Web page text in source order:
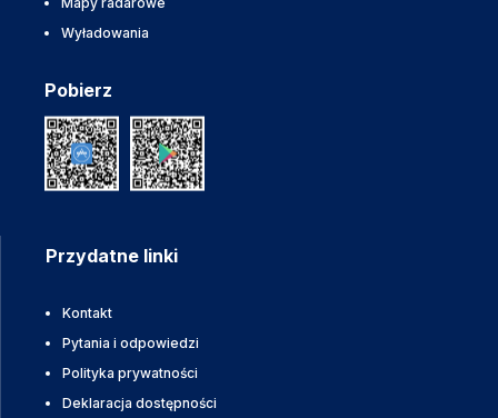
Wyładowania
Pobierz
Przydatne linki
Kontakt
Pytania i odpowiedzi
Polityka prywatności
Deklaracja dostępności